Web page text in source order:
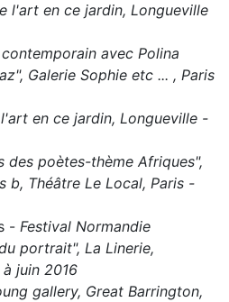
l'art en ce jardin, Longueville
avec Polina
Galerie Sophie etc ... , Paris
en ce jardin, Longueville -
des poètes-thème Afriques",
b, Théâtre Le Local, Paris -
- Festival Normandie
portrait", La Linerie,
juin 2016
gallery, Great Barrington,